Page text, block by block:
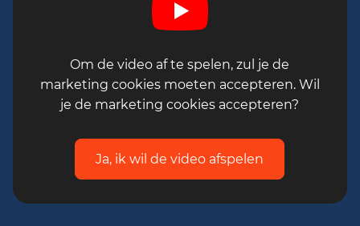
Om de video af te spelen, zul je de
marketing cookies moeten accepteren. Wil
je de marketing cookies accepteren?
Ja, ik wil de video afspelen